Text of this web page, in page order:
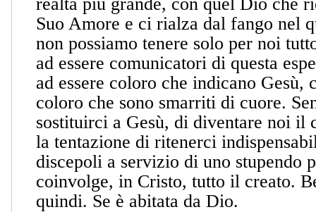
Suo Amore e ci rialza dal fango nel
non possiamo tenere solo per noi
ad essere comunicatori di questa
ad essere coloro che indicano Gesù,
coloro che sono smarriti di cuore.
sostituirci a Gesù, di diventare noi il
la tentazione di ritenerci
discepoli a servizio di uno stupendo
coinvolge, in Cristo, tutto il creato.
quindi. Se è abitata da Dio.